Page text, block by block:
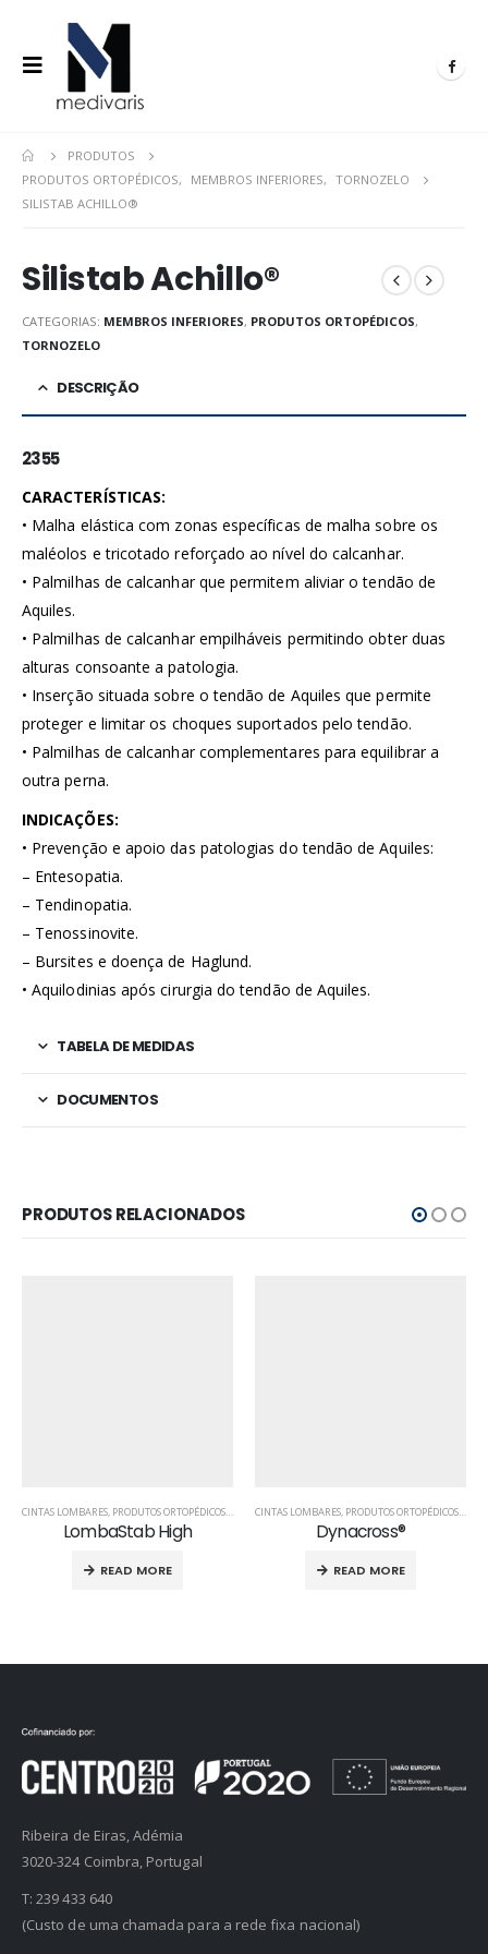
PRODUTOS
PRODUTOS ORTOPÉDICOS, MEMBROS INFERIORES, TORNOZELO
SILISTAB ACHILLO®
Silistab Achillo®
CATEGORIAS: MEMBROS INFERIORES, PRODUTOS ORTOPÉDICOS,
TORNOZELO
DESCRIÇÃO
2355
CARACTERÍSTICAS:
• Malha elástica com zonas específicas de malha sobre os
maléolos e tricotado reforçado ao nível do calcanhar.
• Palmilhas de calcanhar que permitem aliviar o tendão de
Aquiles.
• Palmilhas de calcanhar empilháveis permitindo obter duas
alturas consoante a patologia.
• Inserção situada sobre o tendão de Aquiles que permite
proteger e limitar os choques suportados pelo tendão.
• Palmilhas de calcanhar complementares para equilibrar a
outra perna.
INDICAÇÕES:
• Prevenção e apoio das patologias do tendão de Aquiles:
– Entesopatia.
– Tendinopatia.
– Tenossinovite.
– Bursites e doença de Haglund.
• Aquilodinias após cirurgia do tendão de Aquiles.
TABELA DE MEDIDAS
DOCUMENTOS
PRODUTOS RELACIONADOS
TALAS PARA PUNHO
CINTAS LOMBARES, PRODUTOS ORTOPÉDICOS,TRONCO
LombaStab High
READ MORE
CINTAS LOMBARES, PRODUTOS ORTOPÉDICOS,
Dynacross®
READ MORE
Ribeira de Eiras, Adémia
3020-324 Coimbra, Portugal
T:239 433 640
(Custo de uma chamada para a rede fixa nacional)